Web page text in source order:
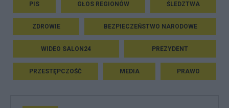
PIS GŁOS REGIONÓW ŚLEDZTWA
ZDROWIE BEZPIECZEŃSTWO NARODOWE
WIDEO SALON24 PREZYDENT
PRZESTĘPCZOŚĆ MEDIA PRAWO